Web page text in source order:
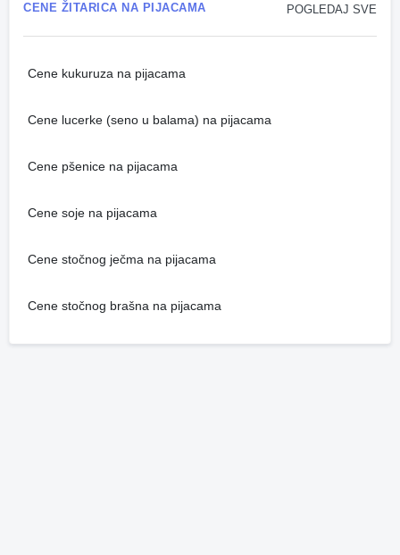
POGLEDAJ SVE
CENE ŽITARICA NA PIJACAMA
Cene kukuruza na pijacama
Cene lucerke (seno u balama) na pijacama
Cene pšenice na pijacama
Cene soje na pijacama
Cene stočnog ječma na pijacama
Cene stočnog brašna na pijacama